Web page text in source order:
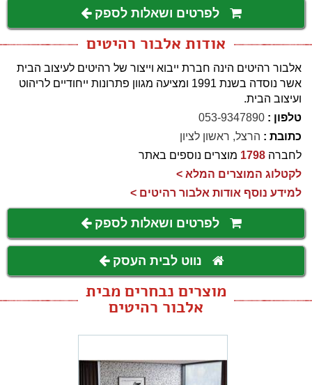
לפרטים ושאלות לספק
אודות אלבור רהיטים
אלבור רהיטים הינה חברת ייבוא וייצור של רהיטים לעיצוב הבית
אשר נוסדה בשנת 1991 ומציעה מגוון פתרונות ייחודיים לריהוט
ועיצוב הבית.
טלפון : 053-9347890
כתובת : הרצל, ראשון לציון
לחברה 1798 מוצרים נוספים באתר
לקטלוג המוצרים המלא >
למידע נוסף אודות אלבור רהיטים >
לפרטים ושאלות לספק
נווט לבית העסק
מוצרים נבחרים מבית
אלבור רהיטים